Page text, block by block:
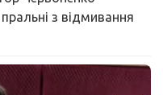
з відмивання